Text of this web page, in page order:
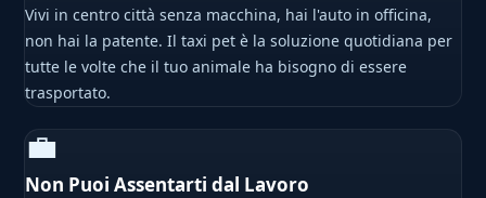
Vivi in centro città senza macchina, hai l'auto in officina,
non hai la patente. Il taxi pet è la soluzione quotidiana per
tutte le volte che il tuo animale ha bisogno di essere
trasportato.
💼
Non Puoi Assentarti dal Lavoro